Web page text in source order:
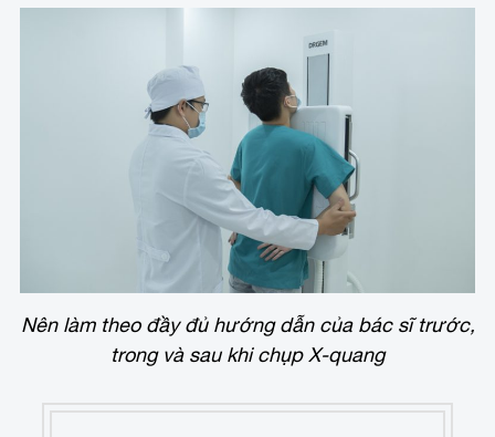
Nên làm theo đầy đủ hướng dẫn của bác sĩ trước,
trong và sau khi chụp X-quang